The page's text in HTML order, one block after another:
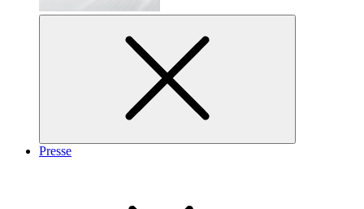
Presse